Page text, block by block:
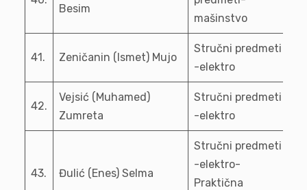
Besim
mašinstvo
41. Zeničanin (Ismet) Mujo
Stručni predmeti
-elektro
42.
Vejsić (Muhamed)
Zumreta
Stručni predmeti
-elektro
43. Đulić (Enes) Selma
Stručni predmeti
-elektro-
Praktična